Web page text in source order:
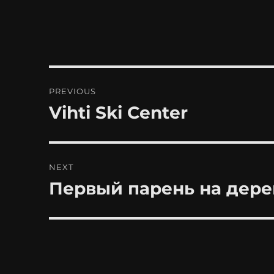
navigation
PREVIOUS
Previous
Vihti Ski Center
NEXT
Next
Первый парень на